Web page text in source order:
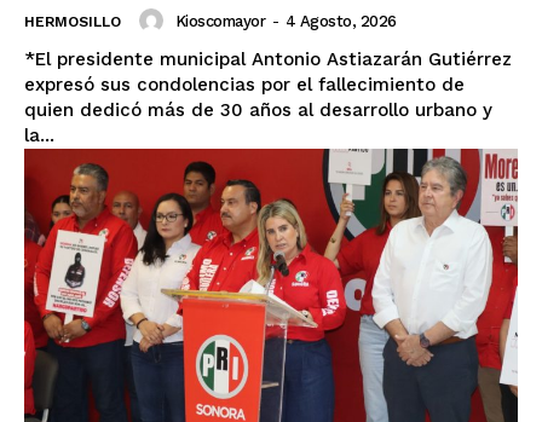
HERMOSILLO Kioscomayor - 4 Agosto, 2026
*El presidente municipal Antonio Astiazarán Gutiérrez
expresó sus condolencias por el fallecimiento de
quien dedicó más de 30 años al desarrollo urbano y
la...